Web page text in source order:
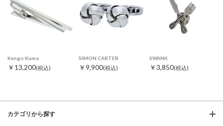
Kengo Kuma
￥13,200(税込)
SIMON CARTER
￥9,900(税込)
SWANK
￥3,850(税込)
カテゴリから探す